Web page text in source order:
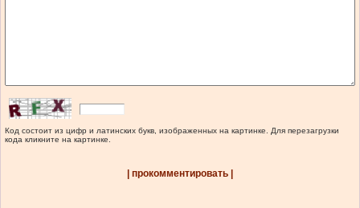
Код состоит из цифр и латинских букв, изображенных на картинке. Для перезагрузки
кода кликните на картинке.
| прокомментировать |